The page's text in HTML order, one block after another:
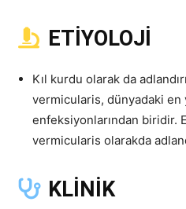
ETİYOLOJİ
Kıl kurdu olarak da
vermicularis, dünyadaki en
enfeksiyonlarından biridir.
vermicularis olarakda
KLİNİK